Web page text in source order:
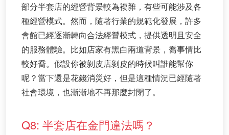
部分半套店的經營背景較為複雜，有些可能涉及各
種經營模式。然而，隨著行業的規範化發展，許多
會館已經逐漸轉向合法經營模式，提供透明且安全
的服務體驗。比如店家有黑白兩道背景，喬事情比
較好喬。假設你被剝皮店剝皮的時候叫誰能幫你
呢？當下還是花錢消災好，但是這種情況已經隨著
社會環境，也漸漸地不再那麼封閉了。
Q8: 半套店在金門違法嗎？